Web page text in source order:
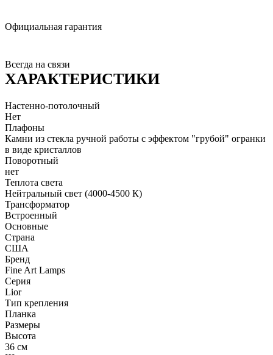
Официальная гарантия
Всегда на связи
ХАРАКТЕРИСТИКИ
Настенно-потолочный
Нет
Плафоны
Камни из стекла ручной работы с эффектом "грубой" огранки
в виде кристаллов
Поворотный
нет
Теплота света
Нейтральный свет (4000-4500 К)
Трансформатор
Встроенный
Основные
Страна
США
Бренд
Fine Art Lamps
Серия
Lior
Тип крепления
Планка
Размеры
Высота
36 см